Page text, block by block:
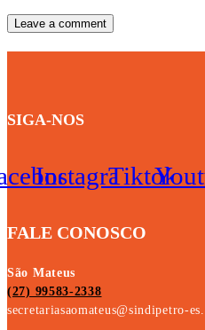
SIGA-NOS
InstagramTiktok
FALE CONOSCO
São Mateus
(27) 99583-2338
secretariasaomateus@sindipetro-